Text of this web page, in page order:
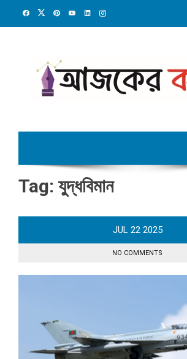
Tag: যুদ্ধবিমান
JUL 22 2025
NO COMMENTS